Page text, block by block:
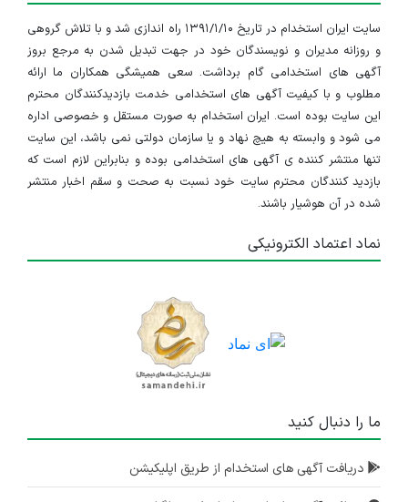
سایت ایران استخدام در تاریخ ۱۳۹۱/۱/۱۰ راه اندازی شد و با تلاش گروهی
و روزانه مدیران و نویسندگان خود در جهت تبدیل شدن به مرجع بروز
آگهی های استخدامی گام برداشت. سعی همیشگی همکاران ما ارائه
مطلوب و با کیفیت آگهی های استخدامی خدمت بازدیدکنندگان محترم
این سایت بوده است. ایران استخدام به صورت مستقل و خصوصی اداره
می شود و وابسته به هیچ نهاد و یا سازمان دولتی نمی باشد، این سایت
تنها منتشر کننده ی آگهی های استخدامی بوده و بنابراین لازم است که
بازدید کنندگان محترم سایت خود نسبت به صحت و سقم اخبار منتشر
شده در آن هوشیار باشند.
نماد اعتماد الکترونیکی
ما را دنبال کنید
دریافت آگهی های استخدام از طریق اپلیکیشن